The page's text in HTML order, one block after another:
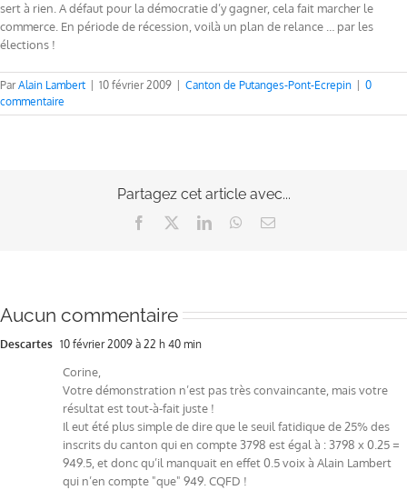
sert à rien. A défaut pour la démocratie d’y gagner, cela fait marcher le
commerce. En période de récession, voilà un plan de relance … par les
élections !
ParAlain Lambert 10 février 2009 Canton de Putanges-Pont-Ecrepin
0
commentaire
Partagez cet article avec...
Facebook LinkedInWhatsApp
Email
Aucun commentaire
Descartes 10 février 2009 à 22 h 40 min
Corine,
Votre démonstration n’est pas très convaincante, mais votre
résultat est tout-à-fait juste !
Il eut été plus simple de dire que le seuil fatidique de 25% des
inscrits du canton qui en compte 3798 est égal à : 3798 x 0.25 =
949.5, et donc qu’il manquait en effet 0.5 voix à Alain Lambert
qui n’en compte "que" 949. CQFD !